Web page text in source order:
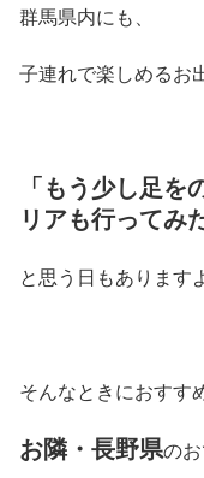
群馬県内にも、
子連れで楽しめるお
「もう少し足を
リアも行ってみ
と思う日もあります
そんなときにおすす
お隣・長野県のお